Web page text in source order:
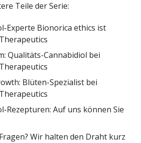
Teile der Serie:
Experte Bionorica ethics ist
Qualitäts-Cannabidiol bei
Blüten-Spezialist bei
Rezepturen: Auf uns können Sie
Wir halten den Draht kurz